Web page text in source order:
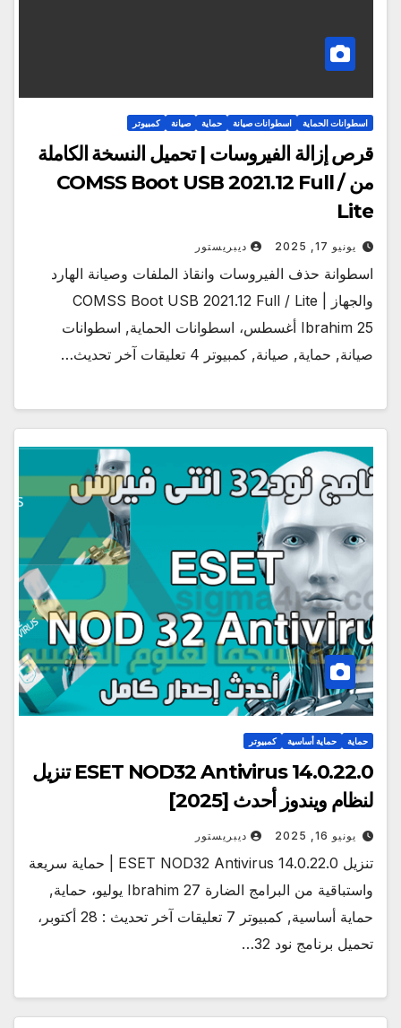
اسطوانات الحماية اسطوانات صيانة حماية صيانة كمبيوتر
قرص إزالة الفيروسات | تحميل النسخة الكاملة
من COMSS Boot USB 2021.12 Full /
Lite
يونيو 17, 2025 ديبريستور
اسطوانة حذف الفيروسات وانقاذ الملفات وصيانة الهارد
والجهاز | COMSS Boot USB 2021.12 Full / Lite
Ibrahim 25 أغسطس، اسطوانات الحماية, اسطوانات
صيانة, حماية, صيانة, كمبيوتر 4 تعليقات آخر تحديث…
حماية حماية أساسية كمبيوتر
ESET NOD32 Antivirus 14.0.22.0 تنزيل
لنظام ويندوز أحدث [2025]
يونيو 16, 2025 ديبريستور
تنزيل ESET NOD32 Antivirus 14.0.22.0 | حماية سريعة
واستباقية من البرامج الضارة Ibrahim 27 يوليو، حماية,
حماية أساسية, كمبيوتر 7 تعليقات آخر تحديث : 28 أكتوبر،
تحميل برنامج نود 32…